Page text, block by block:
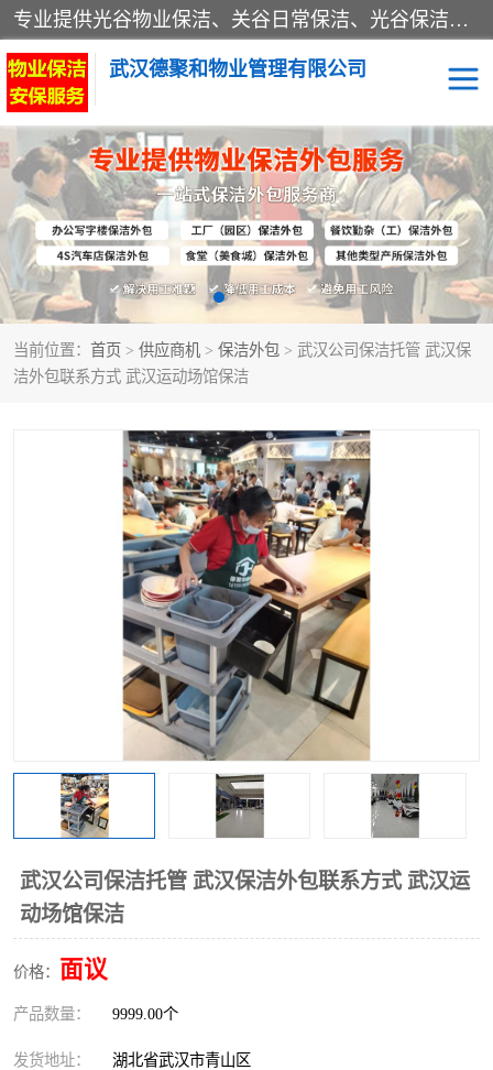
专业提供光谷物业保洁、关谷日常保洁、光谷保洁外包及武汉其他城区的单位日常保洁 武汉德聚和物业管理有限公司致力于打造中国专业物业保洁服务、日常保洁及其他保洁清洗外包服务。自公司成立以来提倡以先进的物业管理理念和模式经营，谋篇布局，以“至诚服务、精益求精、规范管理、锐意拓新”为质量方针，强化内部管理，为业主提供专业化、标准化和精细化的全方位物业服务，管理服务水平得到了广大业主和业内人士的一致好评。
武汉德聚和物业管理有限公司
当前位置： 首页 > 供应商机 > 保洁外包 > 武汉公司保洁托管 武汉保
洁外包联系方式 武汉运动场馆保洁
武汉公司保洁托管 武汉保洁外包联系方式 武汉运
动场馆保洁
价格： 面议
产品数量： 9999.00个
发货地址： 湖北省武汉市青山区
保洁外包